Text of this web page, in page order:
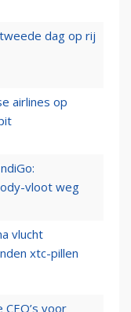
dag op rij
airlines op
vloot weg
vlucht
xtc-pillen
voor